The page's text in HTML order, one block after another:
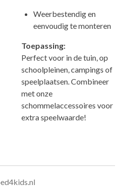
Weerbestendig en
eenvoudig te monteren
Toepassing:
Perfect voor in de tuin, op
schoolpleinen, campings of
speelplaatsen. Combineer
met onze
schommelaccessoires voor
extra speelwaarde!